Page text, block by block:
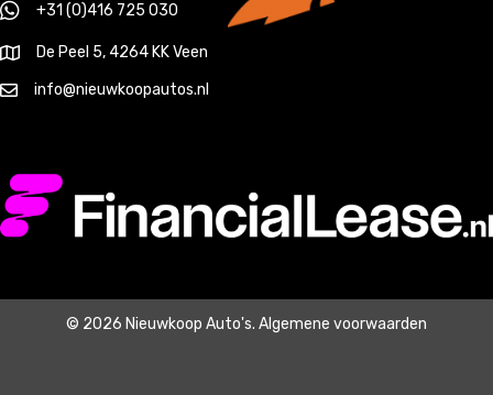
+31 (0)416 725 030
De Peel 5, 4264 KK Veen
info@nieuwkoopautos.nl
© 2026 Nieuwkoop Auto's. Algemene voorwaarden